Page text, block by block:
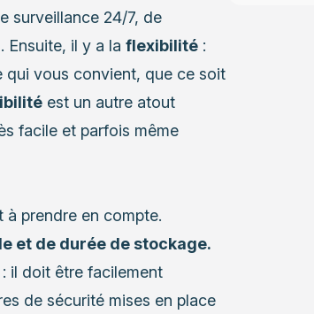
surveillance 24/7, de
Ensuite, il y a la flexibilité:
qui vous convient, que ce soit
est un autre atout
facile et parfois même
à prendre en compte.
et de durée de stockage.
il doit être facilement
de sécurité mises en place